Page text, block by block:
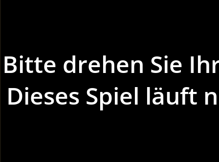
Bitte drehen Sie
Dieses Spiel läuft